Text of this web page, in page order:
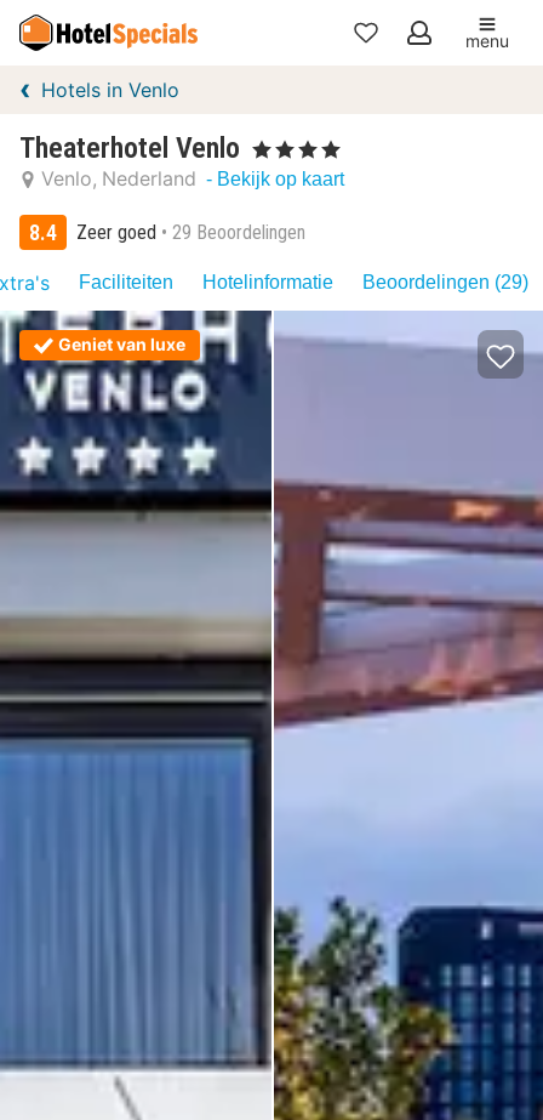
Mijn
menu
Hotels in Venlo
Theaterhotel Venlo , 4 Sterren
Venlo Nederland - Bekijk op kaart
8.4 Zeer goed 29 Beoordelingen
Faciliteiten Hotelinformatie Beoordelingen (29)
Geniet van luxe